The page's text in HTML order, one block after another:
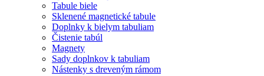
Tabule biele
Sklenené magnetické tabule
Doplnky k bielym tabuliam
Čistenie tabúl
Magnety
Sady doplnkov k tabuliam
Nástenky s dreveným rámom